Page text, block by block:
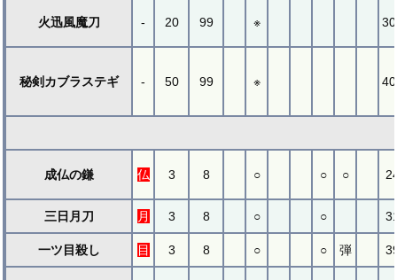
火迅風魔刀 - 20 99 ※
秘剣カブラステギ - 50 99 ※
成仏の鎌 仏 3 8 ○ ○ ○
三日月刀 月 3 8 ○ ○
一ツ目殺し 目 3 8 ○ ○ 弾